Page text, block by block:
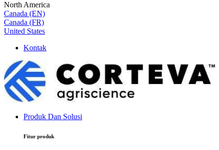
North America
Canada (EN)
Canada (FR)
United States
Kontak
Produk Dan Solusi
Fitur produk